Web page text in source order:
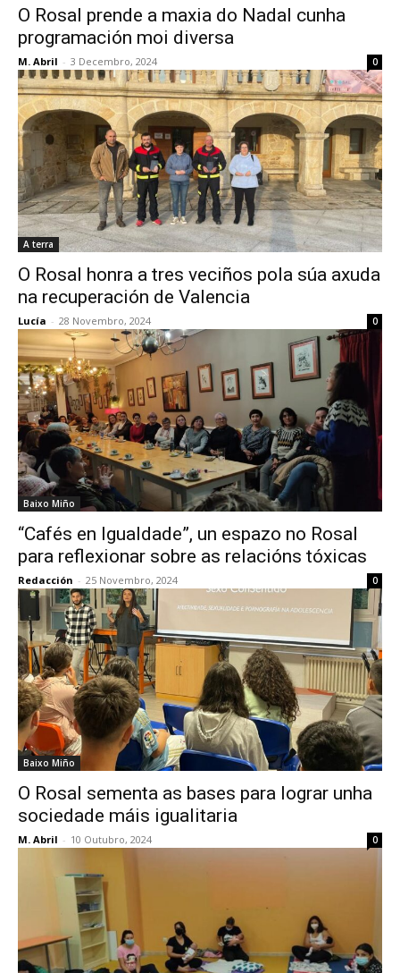
O Rosal prende a maxia do Nadal cunha
programación moi diversa
M. Abril - 3 Decembro, 2024 0
A terra
O Rosal honra a tres veciños pola súa axuda
na recuperación de Valencia
Lucía - 28 Novembro, 2024 0
Baixo Miño
“Cafés en Igualdade”, un espazo no Rosal
para reflexionar sobre as relacións tóxicas
Redacción - 25 Novembro, 2024 0
Baixo Miño
O Rosal sementa as bases para lograr unha
sociedade máis igualitaria
M. Abril - 10 Outubro, 2024 0